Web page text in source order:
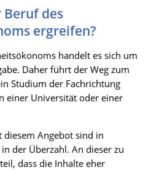
Beruf des
ergreifen?
handelt es sich um
Daher führt der Weg zum
Studium der Fachrichtung
einer Universität oder einer
diesem Angebot sind in
der Überzahl. An dieser zu
dass die Inhalte eher